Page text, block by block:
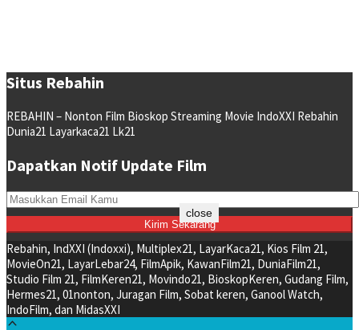
Situs Rebahin
REBAHIN – Nonton Film Bioskop Streaming Movie IndoXXI Rebahin
Dunia21 Layarkaca21 Lk21
Dapatkan Notif Update Film
Rebahin, IndXXI (Indoxxi), Multiplex21, LayarKaca21, Kios Film 21,
MovieOn21, LayarLebar24, FilmApik, KawanFilm21, DuniaFilm21,
Studio Film 21, FilmKeren21, Movindo21, BioskopKeren, Gudang Film,
Hermes21, 01nonton, Juragan Film, Sobat keren, Ganool Watch,
IndoFilm, dan MidasXXI
close